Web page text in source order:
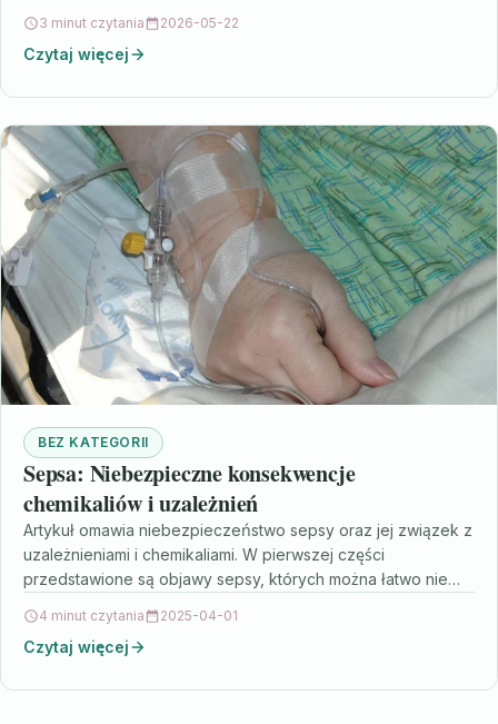
3 minut czytania 2026-05-22
Czytaj więcej
BEZ KATEGORII
Sepsa: Niebezpieczne konsekwencje
chemikaliów i uzależnień
Artykuł omawia niebezpieczeństwo sepsy oraz jej związek z
uzależnieniami i chemikaliami. W pierwszej części
przedstawione są objawy sepsy, których można łatwo nie
4 minut czytania 2025-04-01
Czytaj więcej